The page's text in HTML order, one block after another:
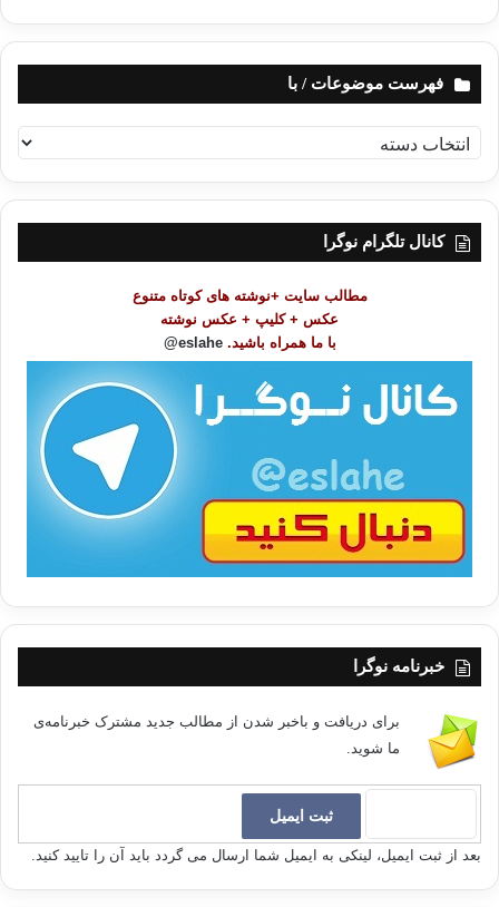
فهرست موضوعات / با
ه
ر
کانال تلگرام نوگرا
مطالب سایت +نوشته های کوتاه متنوع
عکس + کلیپ + عکس نوشته
با ما همراه باشید. eslahe@
خبرنامه نوگرا
برای دریافت و باخبر شدن از مطالب جدید مشترک خبرنامه‌ی
ما شوید.
بعد از ثبت ایمیل، لینکی به ایمیل شما ارسال می گردد باید آن را تایید کنید.